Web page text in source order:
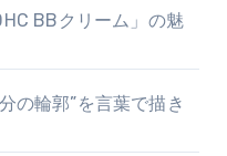
BBクリーム」の魅
の輪郭”を言葉で描き